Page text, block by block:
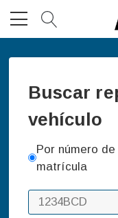
Buscar
vehículo
Por número de
matrícula